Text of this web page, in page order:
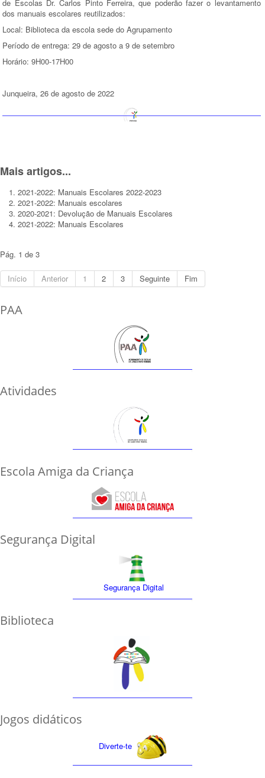
de Escolas Dr. Carlos Pinto Ferreira, que poderão fazer o levantamento
dos manuais escolares reutilizados:
Local: Biblioteca da escola sede do Agrupamento
Período de entrega: 29 de agosto a 9 de setembro
Horário: 9H00-17H00
Junqueira, 26 de agosto de 2022
Mais artigos...
2021-2022: Manuais Escolares 2022-2023
2021-2022: Manuais escolares
2020-2021: Devolução de Manuais Escolares
2021-2022: Manuais Escolares
Pág. 1 de 3
Início Anterior 1 2 3 Seguinte Fim
PAA
Atividades
Escola Amiga da Criança
Segurança Digital
Segurança Digital
Biblioteca
Jogos didáticos
Diverte-te